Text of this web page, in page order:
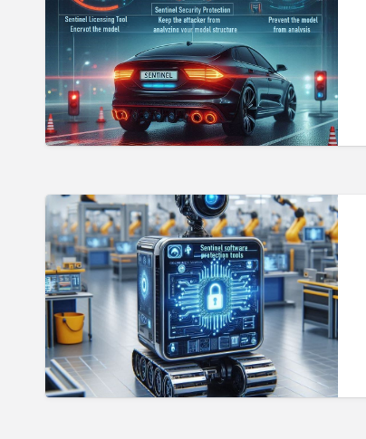
取|
慧
產
權
保
(一)
管
理|
防
止
型
被
篡
改|
加
密
金
鑰
(二)
Sentinel
軟
體
授
權
管
理|
防
止